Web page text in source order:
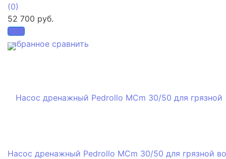
избранное сравнить
(0)
52 700 руб.
Насос дренажный Pedrollo MCm 30/50 для грязной